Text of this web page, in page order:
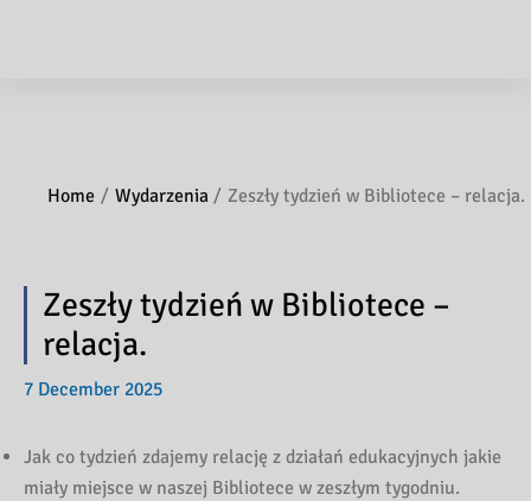
Home Wydarzenia Zeszły tydzień w Bibliotece – relacja.
Zeszły tydzień w Bibliotece –
relacja.
7 December 2025
Jak co tydzień zdajemy relację z działań edukacyjnych jakie
miały miejsce w naszej Bibliotece w zeszłym tygodniu.